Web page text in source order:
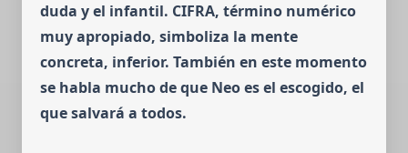
duda y el infantil. CIFRA, término numérico
muy apropiado, simboliza la mente
concreta, inferior. También en este momento
se habla mucho de que Neo es el escogido, el
que salvará a todos.